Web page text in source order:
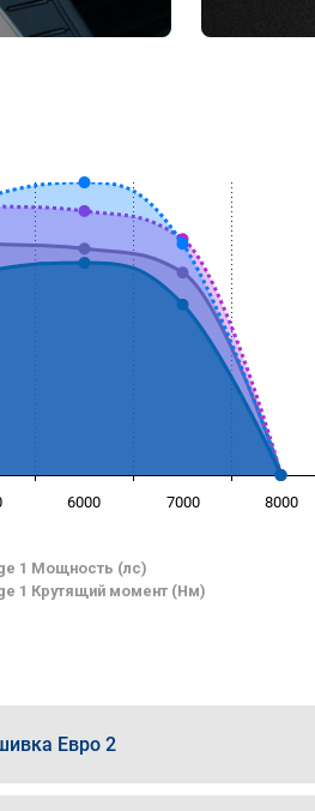
1 Мощность (лс)
1 Крутящий момент (Нм)
6000 7000 8000
Евро 2